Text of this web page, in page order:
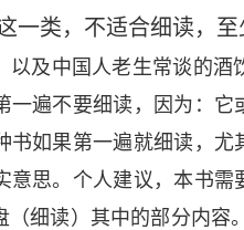
一类，不适合细读，
以及中国人老生常谈的
一遍不要细读，因为：
书如果第一遍就细读，
意思。个人建议，本书
细读）其中的部分内容。